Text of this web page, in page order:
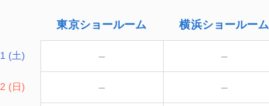
東京ショールーム 横浜ショールーム
1 (土) － －
2 (日) － －